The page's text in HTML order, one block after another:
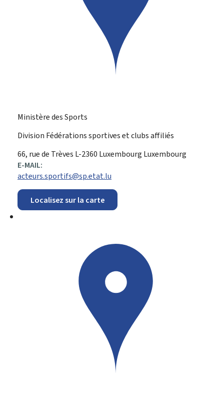
Ministère des Sports
Division Fédérations sportives et clubs affiliés
ADRESSE
:
66, rue de Trèves L-2360 Luxembourg Luxembourg
E-MAIL:
acteurs.sportifs@sp.etat.lu
Localisez sur la carte